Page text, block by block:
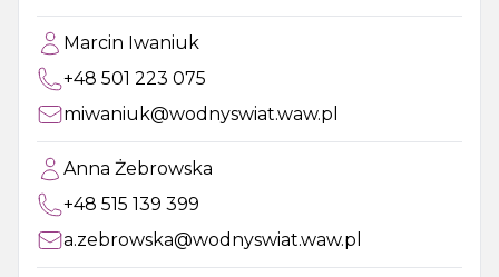
Marcin Iwaniuk
+48 501 223 075
miwaniuk@wodnyswiat.waw.pl
Anna Żebrowska
+48 515 139 399
a.zebrowska@wodnyswiat.waw.pl